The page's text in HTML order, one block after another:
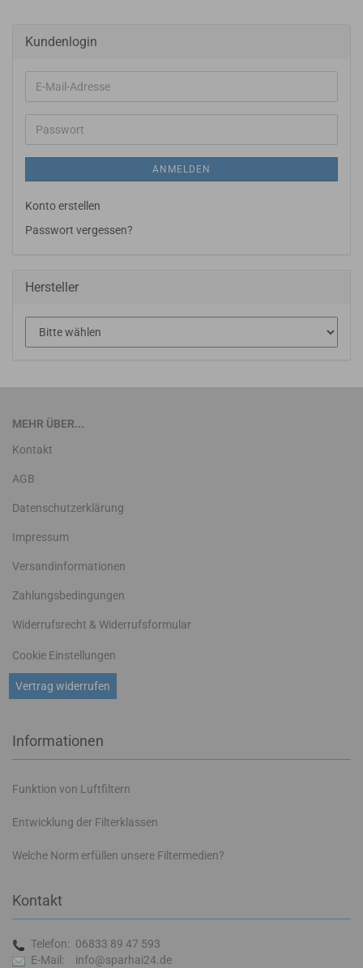
Kundenlogin
E-
Mail-
Adresse
Passwort
ANMELDEN
Konto erstellen
Passwort vergessen?
Hersteller
MEHR ÜBER...
Kontakt
AGB
Datenschutzerklärung
Impressum
Versandinformationen
Zahlungsbedingungen
Widerrufsrecht & Widerrufsformular
Vertrag widerrufen
Cookie Einstellungen
Informationen
Funktion von Luftfiltern
Entwicklung der Filterklassen
Welche Norm erfüllen unsere Filtermedien?
Kontakt
Telefon: 06833 89 47 593
E-Mail:
info@sparhai24.de